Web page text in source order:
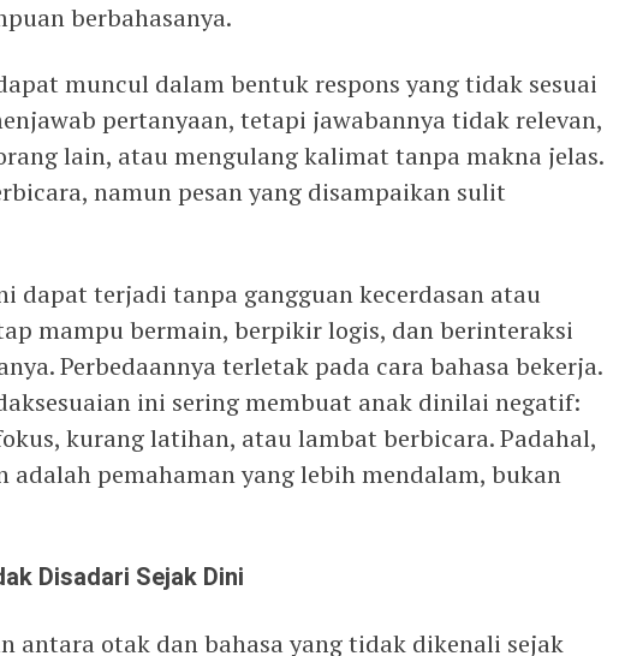
berbahasanya.
muncul dalam bentuk respons yang tidak sesuai
pertanyaan, tetapi jawabannya tidak relevan,
lain, atau mengulang kalimat tanpa makna jelas.
namun pesan yang disampaikan sulit
dapat terjadi tanpa gangguan kecerdasan atau
mampu bermain, berpikir logis, dan berinteraksi
Perbedaannya terletak pada cara bahasa bekerja.
ini sering membuat anak dinilai negatif:
kurang latihan, atau lambat berbicara. Padahal,
adalah pemahaman yang lebih mendalam, bukan
Disadari Sejak Dini
antara otak dan bahasa yang tidak dikenali sejak